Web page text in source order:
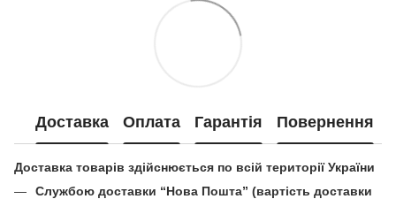
Доставка Оплата Гарантія Повернення
Доставка товарів здійснюється по всій території України
Службою доставки “Нова Пошта” (вартість доставки